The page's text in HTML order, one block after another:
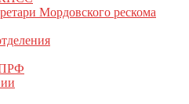
Мордовского рескома